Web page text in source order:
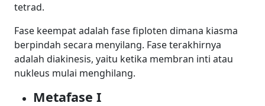
tetrad.
Fase keempat adalah fase fiploten dimana kiasma
berpindah secara menyilang. Fase terakhirnya
adalah diakinesis, yaitu ketika membran inti atau
nukleus mulai menghilang.
Metafase I